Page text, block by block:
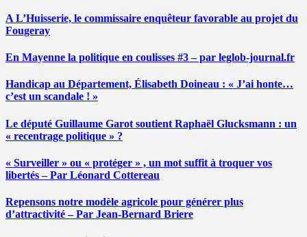
A L’Huisserie, le commissaire enquêteur favorable au projet du
Fougeray
En Mayenne la politique en coulisses #3 – par leglob-journal.fr
Handicap au Département, Élisabeth Doineau : « J’ai honte…
c’est un scandale ! »
Le député Guillaume Garot soutient Raphaël Glucksmann : un
« recentrage politique » ?
« Surveiller » ou « protéger » , un mot suffit à troquer vos
libertés – Par Léonard Cottereau
Repensons notre modèle agricole pour générer plus
d’attractivité – Par Jean-Bernard Briere